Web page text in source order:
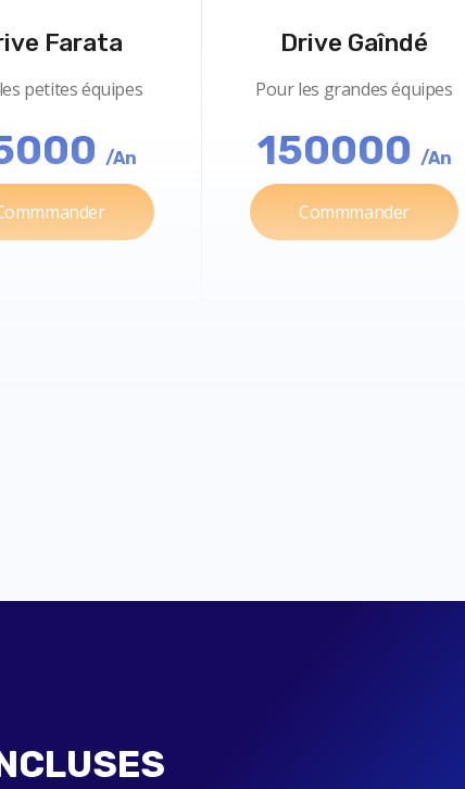
Farata
petites équipes
/An
Drive Gaîndé
Pour les grandes équipes
150000 /An
Commmander